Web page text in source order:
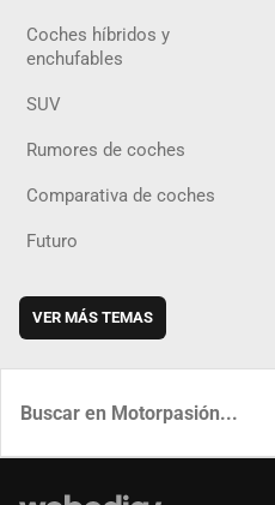
Coches híbridos y
enchufables
SUV
Rumores de coches
Comparativa de coches
Futuro
VER MÁS TEMAS